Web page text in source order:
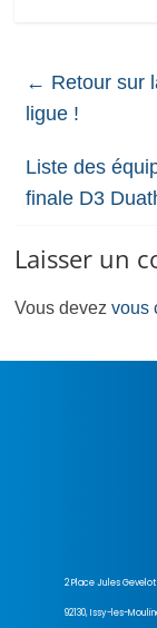
← Retour sur
ligue !
Liste des
finale D3
Laisser un
Vous devezvous
2 Place Jules Gevelot
92130, Issy-les-